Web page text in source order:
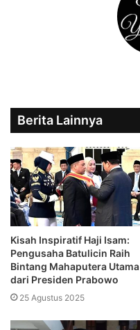
Berita Lainnya
Kisah Inspiratif Haji Isam:
Pengusaha Batulicin Raih
Bintang Mahaputera Utama
dari Presiden Prabowo
25 Agustus 2025